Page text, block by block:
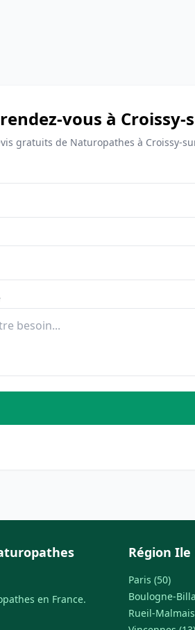
vous à Croissy-
gratuits de Naturopathes à Croissy-
en France.
Région Ile
Paris (50)
Boulogne-
Rueil-